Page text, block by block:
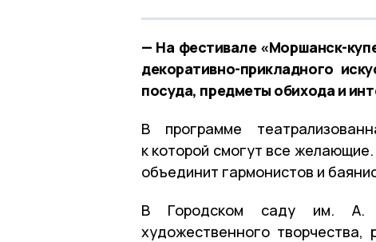
— На фестивале «Моршанск-
декоративно-прикладного
посуда, предметы обихода и
В программе
к которой смогут все
объединит гармонистов и
В Городском саду им. А.
художественного творчества,